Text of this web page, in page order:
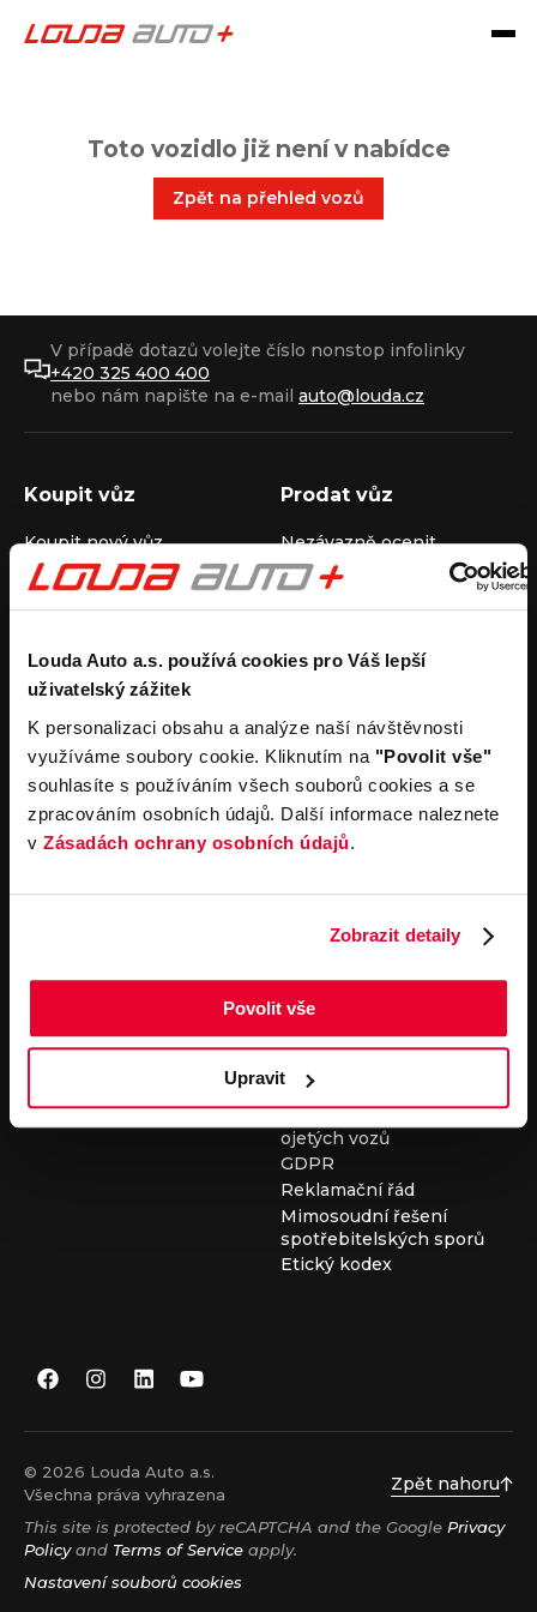
Louda Auto a.s. používá cookies pro Váš lepší
uživatelský zážitek
K personalizaci obsahu a analýze naší návštěvnosti
využíváme soubory cookie. Kliknutím na "Povolit vše"
souhlasíte s používáním všech souborů cookies a se
zpracováním osobních údajů. Další informace naleznete
v Zásadách ochrany osobních údajů.
Zobrazit detaily
Povolit vše
Upravit
Toto vozidlo již není v nabídce
Zpět na přehled vozů
V případě dotazů volejte číslo nonstop infolinky
+420 325 400 400
nebo nám napište na e-mail auto@louda.cz
Koupit vůz
Koupit nový vůz
Koupit ojetý vůz
Koupit užitkový vůz
Prodat vůz
Nezávazně ocenit
Průběh výkupu vozu
Pronájem
Carsharing
Autopůjčovna
Operativní leasing
Společnost
Louda Auto+ Poděbrady
Obytné vozy
Novinky
Kariéra
Servisní služby
Servis
Důležité odkazy
Cookies
Všeobecné obchodní
podmínky pro online
vozidel
Všeobecné obchodní
podmínky pro provádění
servisních prací
Všeobecné obchodní
podmínky při nákupu
ojetých vozů
GDPR
Reklamační řád
Mimosoudní řešení
spotřebitelských sporů
Etický kodex
© 2026 Louda Auto a.s.
Všechna práva vyhrazena
Zpět nahoru
This site is protected by reCAPTCHA and the Google Privacy
Policyand Terms of Service apply.
Nastavení souborů cookies